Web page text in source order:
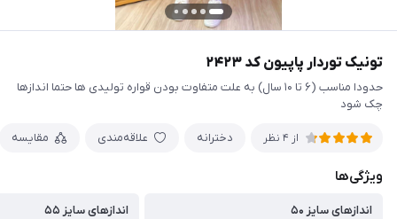
تونیک توردار پاپیون کد ۲۴۲۳
حدودا مناسب (۶ تا ۱۰ سال) به علت متفاوت بودن قواره تولیدی ها حتما اندازها
چک شود
از 4 نظر دخترانه علاقه‌مندی مقایسه
ویژگی‌ها
اندازهای سایز ۵۰
اندازهای سایز ۵۵